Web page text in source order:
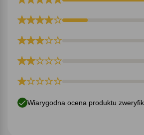
Wiarygodna ocena produktu